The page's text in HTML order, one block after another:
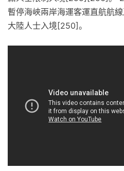
暫停海峽兩岸海運客運直航航
大陸人士入境[250]。